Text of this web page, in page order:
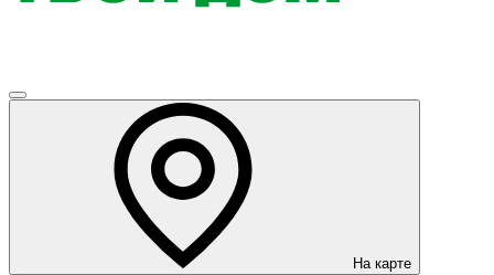
На карте